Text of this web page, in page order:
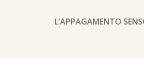
L’APPAGAMENTO